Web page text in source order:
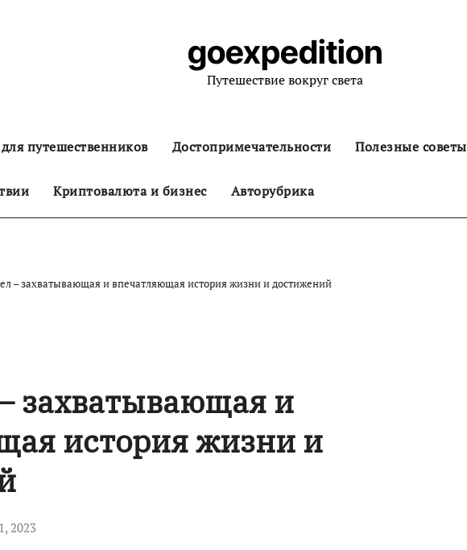
goexpedition
Путешествие вокруг света
путешественников Достопримечательности Полезные советы
Криптовалюта и бизнес Авторубрика
– захватывающая и впечатляющая история жизни и достижений
захватывающая и
история жизни и
2023